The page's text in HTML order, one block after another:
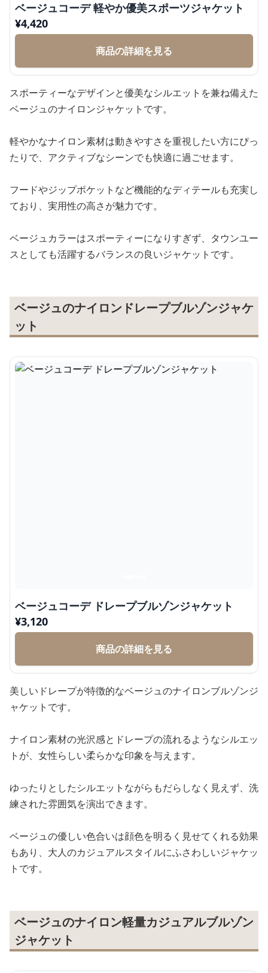
ベージュコーデ 軽やか優美スポーツジャケット
¥4,420
商品の詳細を見る
スポーティーなデザインと優美なシルエットを兼ね備えた
ベージュのナイロンジャケットです。
軽やかなナイロン素材は動きやすさを重視したい方にぴっ
たりで、アクティブなシーンでも快適に過ごせます。
フードやジップポケットなど機能的なディテールも充実し
ており、実用性の高さが魅力です。
ベージュカラーはスポーティーになりすぎず、タウンユー
スとしても活躍するバランスの良いジャケットです。
ベージュのナイロンドレープブルゾンジャケ
ット
ベージュコーデ ドレープブルゾンジャケット
¥3,120
商品の詳細を見る
美しいドレープが特徴的なベージュのナイロンブルゾンジ
ャケットです。
ナイロン素材の光沢感とドレープの流れるようなシルエッ
トが、女性らしい柔らかな印象を与えます。
ゆったりとしたシルエットながらもだらしなく見えず、洗
練された雰囲気を演出できます。
ベージュの優しい色合いは顔色を明るく見せてくれる効果
もあり、大人のカジュアルスタイルにふさわしいジャケッ
トです。
ベージュのナイロン軽量カジュアルブルゾン
ジャケット